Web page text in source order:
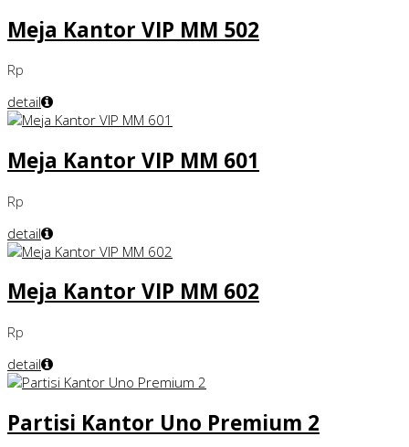
Meja Kantor VIP MM 502
Rp
detail
Meja Kantor VIP MM 601
Rp
detail
Meja Kantor VIP MM 602
Rp
detail
Partisi Kantor Uno Premium 2